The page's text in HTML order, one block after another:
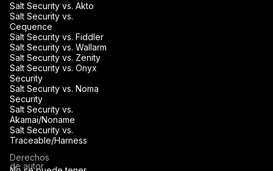
Salt Security vs. Akto
Salt Security vs.
Cequence
Salt Security vs. Fiddler
Salt Security vs. Wallarm
Salt Security vs. Zenity
Salt Security vs. Onyx
Security
Salt Security vs. Noma
Security
Salt Security vs.
Akamai/Noname
Salt Security vs.
Traceable/Harness
Derechos
de autor